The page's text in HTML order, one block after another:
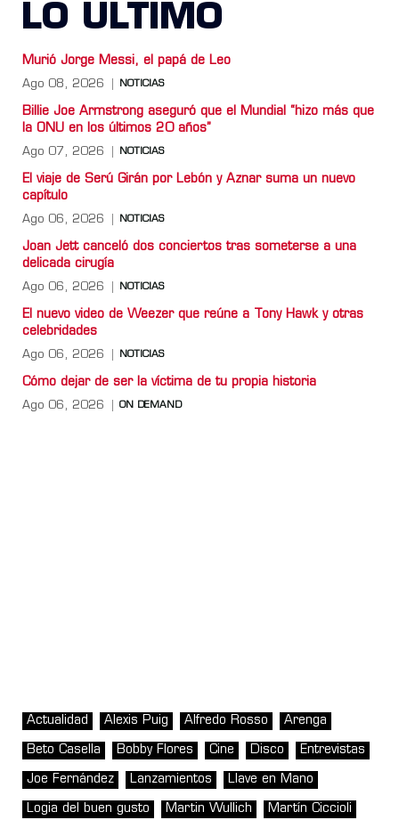
LO ULTIMO
Murió Jorge Messi, el papá de Leo
Ago 08, 2026 NOTICIAS
Billie Joe Armstrong aseguró que el Mundial “hizo más que
la ONU en los últimos 20 años”
Ago 07, 2026 NOTICIAS
El viaje de Serú Girán por Lebón y Aznar suma un nuevo
capítulo
Ago 06, 2026 NOTICIAS
Joan Jett canceló dos conciertos tras someterse a una
delicada cirugía
Ago 06, 2026 NOTICIAS
El nuevo video de Weezer que reúne a Tony Hawk y otras
celebridades
Ago 06, 2026 NOTICIAS
Cómo dejar de ser la víctima de tu propia historia
Ago 06, 2026 ON DEMAND
Actualidad Alexis Puig Alfredo Rosso Arenga
Beto Casella Bobby Flores Cine Disco Entrevistas
Joe Fernández Lanzamientos Llave en Mano
Logia del buen gusto Martin Wullich Martín Ciccioli